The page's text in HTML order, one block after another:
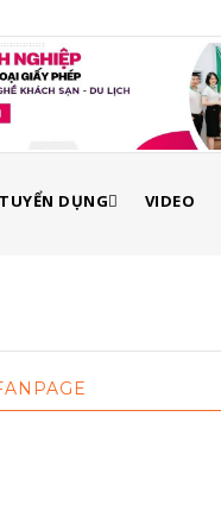
DỤNG VIDEO